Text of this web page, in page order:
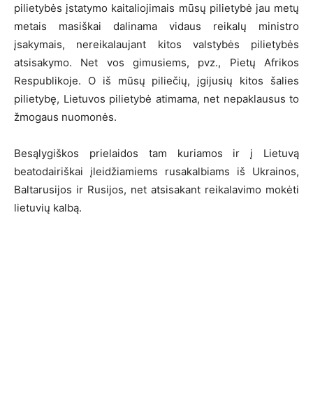
pilietybės įstatymo kaitaliojimais mūsų pilietybė jau metų
metais masiškai dalinama vidaus reikalų ministro
įsakymais, nereikalaujant kitos valstybės pilietybės
atsisakymo. Net vos gimusiems, pvz., Pietų Afrikos
Respublikoje. O iš mūsų piliečių, įgijusių kitos šalies
pilietybę, Lietuvos pilietybė atimama, net nepaklausus to
žmogaus nuomonės.
Besąlygiškos prielaidos tam kuriamos ir į Lietuvą
beatodairiškai įleidžiamiems rusakalbiams iš Ukrainos,
Baltarusijos ir Rusijos, net atsisakant reikalavimo mokėti
lietuvių kalbą.